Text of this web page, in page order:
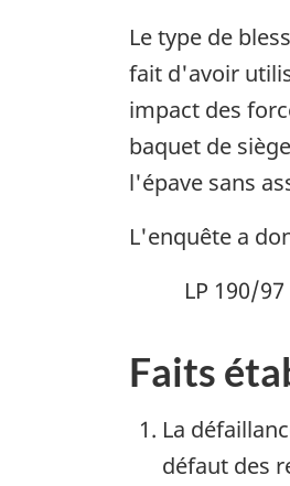
Le type de
fait d'avoir
impact des
baquet de
l'épave sans
L'enquête a
LP 190/97
Faits
La
défaut des